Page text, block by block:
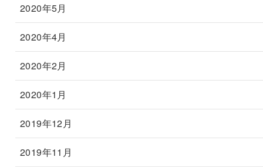
2020年5月
2020年4月
2020年2月
2020年1月
2019年12月
2019年11月